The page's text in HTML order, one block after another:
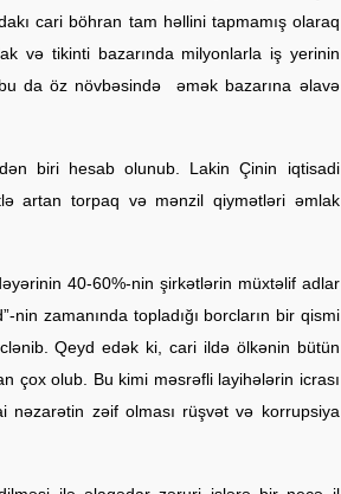
cari böhran tam həllini tapmamış olaraq
və tikinti bazarında milyonlarla iş yerinin
da öz növbəsində əmək bazarına əlavə
biri hesab olunub. Lakin Çinin iqtisadi
artan torpaq və mənzil qiymətləri əmlak
40-60%-nin şirkətlərin müxtəlif adlar
zamanında topladığı borcların bir qismi
Qeyd edək ki, cari ildə ölkənin bütün
çox olub. Bu kimi məsrəfli layihələrin icrası
nəzarətin zəif olması rüşvət və korrupsiya